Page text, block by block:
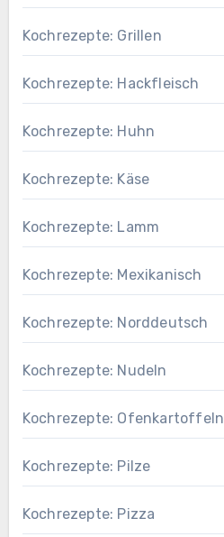
Kochrezepte: Grillen
Kochrezepte: Hackfleisch
Kochrezepte: Huhn
Kochrezepte: Käse
Kochrezepte: Lamm
Kochrezepte: Mexikanisch
Kochrezepte: Norddeutsch
Kochrezepte: Nudeln
Kochrezepte: Ofenkartoffeln
Kochrezepte: Pilze
Kochrezepte: Pizza